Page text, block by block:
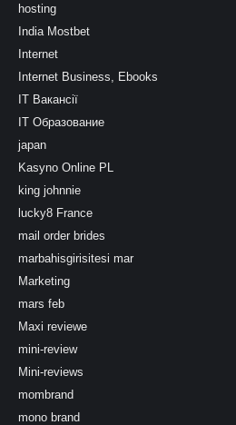
hosting
India Mostbet
Internet
Internet Business, Ebooks
IT Вакансії
IT Образование
japan
Kasyno Online PL
king johnnie
lucky8 France
mail order brides
marbahisgirisitesi mar
Marketing
mars feb
Maxi reviewe
mini-review
Mini-reviews
mombrand
mono brand